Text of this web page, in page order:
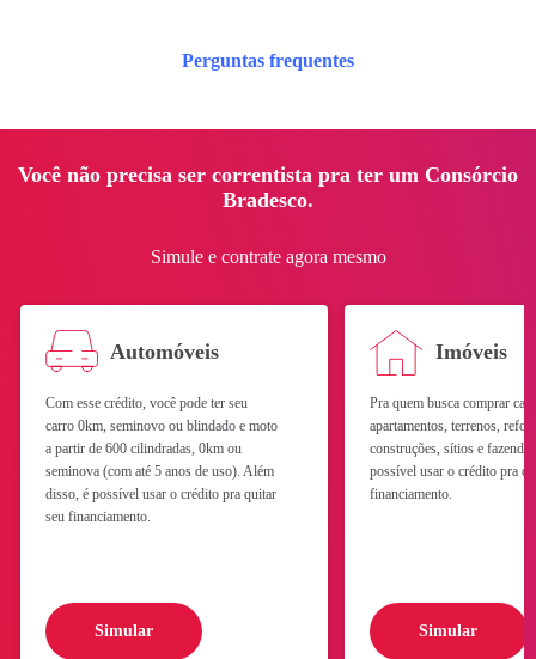
Perguntas frequentes
Você não precisa ser correntista pra ter um Consórcio
Bradesco.
Simule e contrate agora mesmo
Automóveis
Com esse crédito, você pode ter seu
carro 0km, seminovo ou blindado e moto
a partir de 600 cilindradas, 0km ou
seminova (com até 5 anos de uso). Além
disso, é possível usar o crédito pra quitar
seu financiamento.
Simular
Imóveis
Pra quem busca comprar
apartamentos, terrenos,
construções, sítios e
possível usar o crédito pra
financiamento.
Simular
Celular (com DDD)